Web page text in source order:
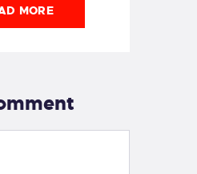
MORE